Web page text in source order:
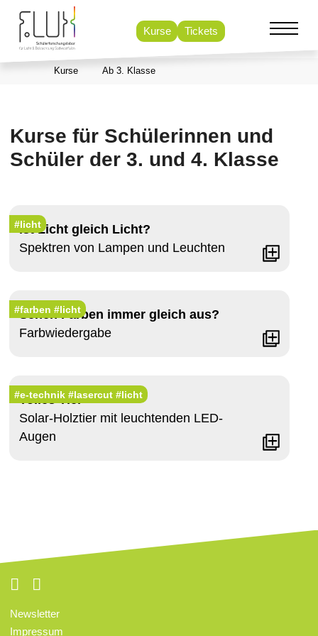
Kurse Tickets
Kurse Ab 3. Klasse
Kurse für Schülerinnen und
Schüler der 3. und 4. Klasse
#licht
Ist Licht gleich Licht?
Spektren von Lampen und Leuchten
#farben #licht
Sehen Farben immer gleich aus?
Farbwiedergabe
#e-technik #lasercut #licht
Tolles Tier
Solar-Holztier mit leuchtenden LED-
Augen
Newsletter
Impressum